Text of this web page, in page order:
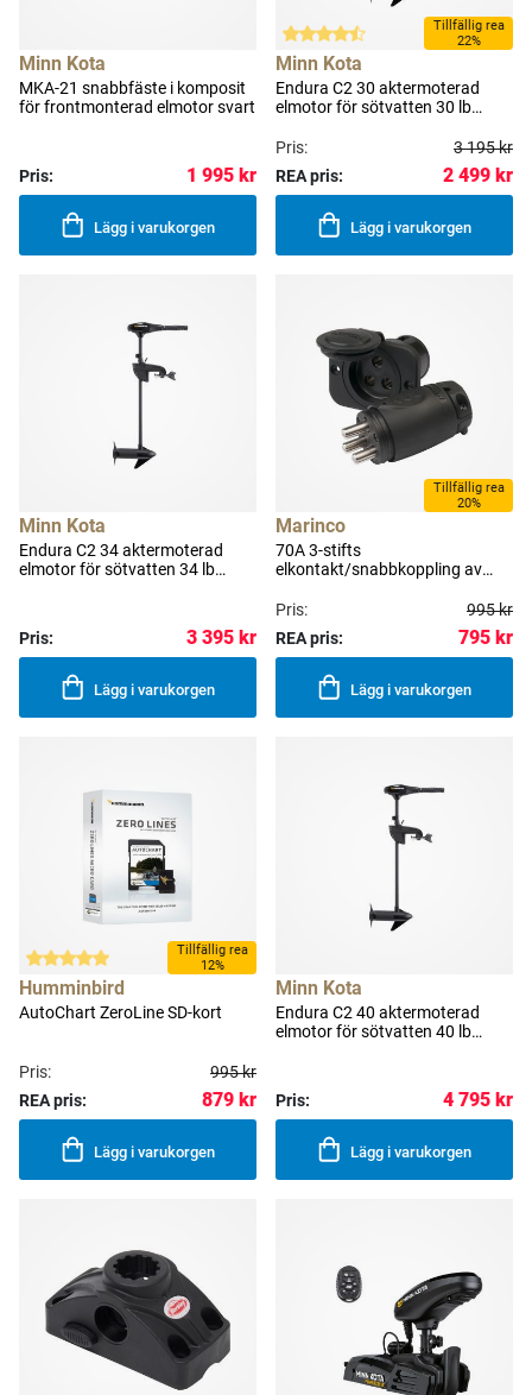
Minn Kota
MKA-21 snabbfäste i komposit
för frontmonterad elmotor svart
Pris: 1 995 kr
Lägg i varukorgen
Tillfällig rea
22%
Minn Kota
Endura C2 30 aktermoterad
elmotor för sötvatten 30 lb
Pris:
3 195 kr
REA pris:
2 499 kr
Lägg i varukorgen
Minn Kota
Endura C2 34 aktermoterad
elmotor för sötvatten 34 lb
Pris: 3 395 kr
Lägg i varukorgen
Tillfällig rea
20%
Marinco
70A 3-stifts
elkontakt/snabbkoppling av
Pris:
995 kr
REA pris:
795 kr
Lägg i varukorgen
Tillfällig rea
12%
Humminbird
AutoChart ZeroLine SD-kort
Pris:
995 kr
REA pris:
879 kr
Lägg i varukorgen
Minn Kota
Endura C2 40 aktermoterad
elmotor för sötvatten 40 lb
Pris: 4 795 kr
Lägg i varukorgen